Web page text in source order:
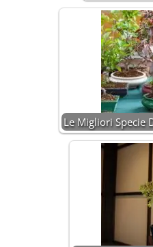
Le Migliori Specie